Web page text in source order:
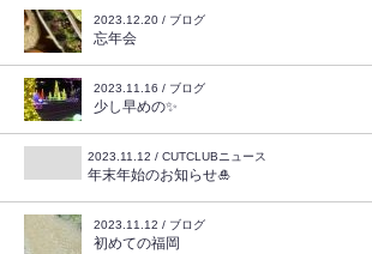
2023.12.20 / ブログ
忘年会
2023.11.16 / ブログ
少し早めの✨
2023.11.12 / CUTCLUBニュース
年末年始のお知らせ🎍
2023.11.12 / ブログ
初めての福岡